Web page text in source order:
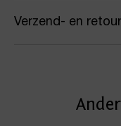
Kleur
Verzend- en
afleveradres.